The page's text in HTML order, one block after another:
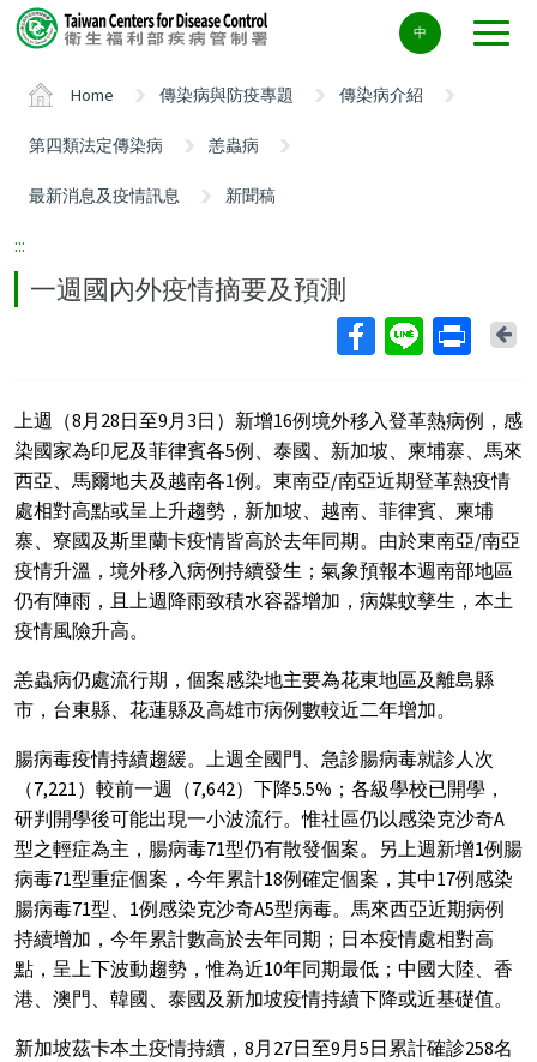
Center
block
中
Home 傳染病與防疫專題 傳染病介紹
第四類法定傳染病 恙蟲病
最新消息及疫情訊息 新聞稿
:::
一週國內外疫情摘要及預測
上週（8月28日至9月3日）新增16例境外移入登革熱病例，感
染國家為印尼及菲律賓各5例、泰國、新加坡、柬埔寨、馬來
西亞、馬爾地夫及越南各1例。東南亞/南亞近期登革熱疫情
處相對高點或呈上升趨勢，新加坡、越南、菲律賓、柬埔
寨、寮國及斯里蘭卡疫情皆高於去年同期。由於東南亞/南亞
疫情升溫，境外移入病例持續發生；氣象預報本週南部地區
仍有陣雨，且上週降雨致積水容器增加，病媒蚊孳生，本土
疫情風險升高。
恙蟲病仍處流行期，個案感染地主要為花東地區及離島縣
市，台東縣、花蓮縣及高雄市病例數較近二年增加。
腸病毒疫情持續趨緩。上週全國門、急診腸病毒就診人次
（7,221）較前一週（7,642）下降5.5%；各級學校已開學，
研判開學後可能出現一小波流行。惟社區仍以感染克沙奇A
型之輕症為主，腸病毒71型仍有散發個案。另上週新增1例腸
病毒71型重症個案，今年累計18例確定個案，其中17例感染
腸病毒71型、1例感染克沙奇A5型病毒。馬來西亞近期病例
持續增加，今年累計數高於去年同期；日本疫情處相對高
點，呈上下波動趨勢，惟為近10年同期最低；中國大陸、香
港、澳門、韓國、泰國及新加坡疫情持續下降或近基礎值。
新加坡茲卡本土疫情持續，8月27日至9月5日累計確診258名